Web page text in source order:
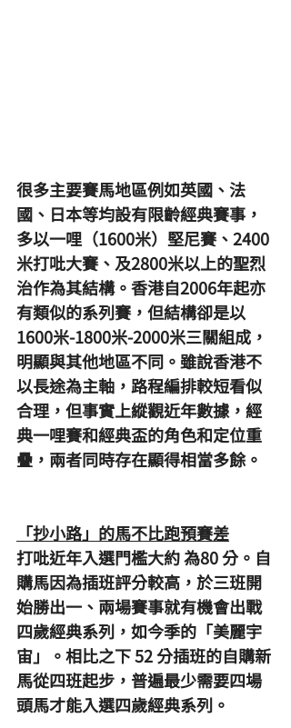
很多主要賽馬地區例如英國、法
國、日本等均設有限齡經典賽事，
多以一哩（1600米）堅尼賽、2400
米打吡大賽、及2800米以上的聖烈
治作為其結構。香港自2006年起亦
有類似的系列賽，但結構卻是以
1600米-1800米-2000米三關組成，
明顯與其他地區不同。雖說香港不
以長途為主軸，路程編排較短看似
合理，但事實上縱觀近年數據，經
典一哩賽和經典盃的角色和定位重
疊，兩者同時存在顯得相當多餘。
「抄小路」的馬不比跑預賽差
打吡近年入選門檻大約 為80 分。自
購馬因為插班評分較高，於三班開
始勝出一、兩場賽事就有機會出戰
四歲經典系列，如今季的「美麗宇
宙」。相比之下 52 分插班的自購新
馬從四班起步，普遍最少需要四場
頭馬才能入選四歲經典系列。